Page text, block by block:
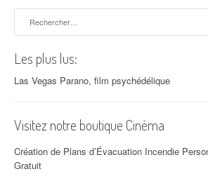
Les plus lus:
Las Vegas Parano, film psychédélique
Visitez notre boutique Cinéma
Création de Plans d’Évacuation Incendie
Gratuit